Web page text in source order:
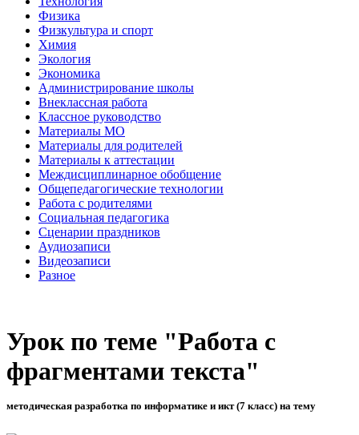
Физика
Физкультура и спорт
Химия
Экология
Экономика
Администрирование школы
Внеклассная работа
Классное руководство
Материалы МО
Материалы для родителей
Материалы к аттестации
Междисциплинарное обобщение
Общепедагогические технологии
Работа с родителями
Социальная педагогика
Сценарии праздников
Аудиозаписи
Видеозаписи
Разное
Урок по теме "Работа с
фрагментами текста"
методическая разработка по информатике и икт (7 класс) на тему